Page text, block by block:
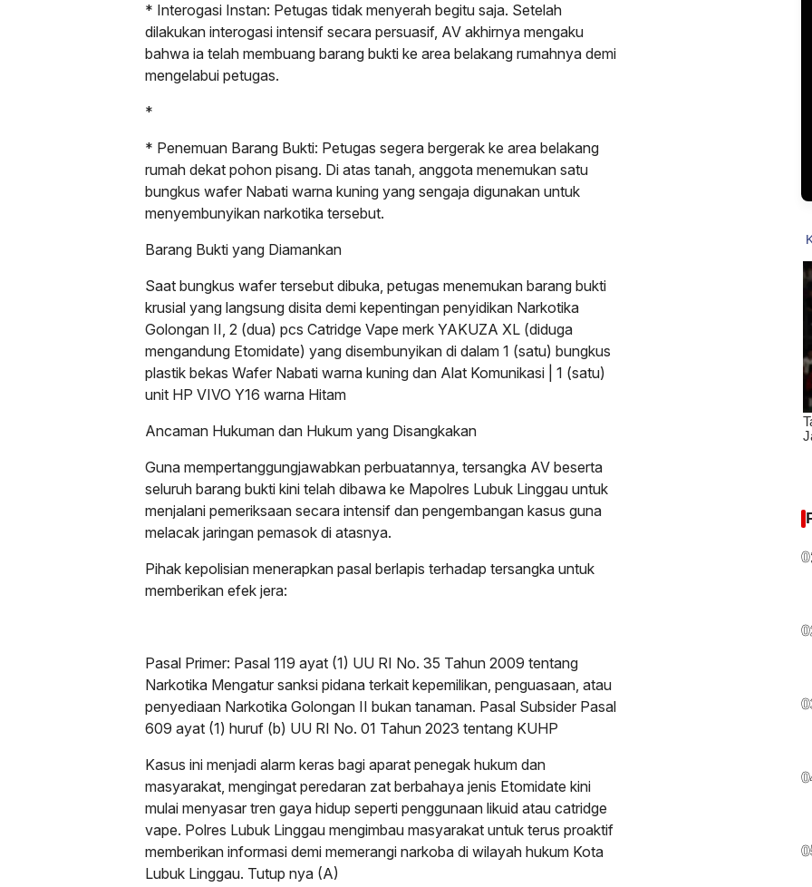
* Interogasi Instan: Petugas tidak menyerah begitu saja. Setelah
dilakukan interogasi intensif secara persuasif, AV akhirnya mengaku
bahwa ia telah membuang barang bukti ke area belakang rumahnya demi
mengelabui petugas.
*
* Penemuan Barang Bukti: Petugas segera bergerak ke area belakang
rumah dekat pohon pisang. Di atas tanah, anggota menemukan satu
bungkus wafer Nabati warna kuning yang sengaja digunakan untuk
menyembunyikan narkotika tersebut.
Barang Bukti yang Diamankan
Saat bungkus wafer tersebut dibuka, petugas menemukan barang bukti
krusial yang langsung disita demi kepentingan penyidikan Narkotika
Golongan II, 2 (dua) pcs Catridge Vape merk YAKUZA XL (diduga
mengandung Etomidate) yang disembunyikan di dalam 1 (satu) bungkus
plastik bekas Wafer Nabati warna kuning dan Alat Komunikasi | 1 (satu)
unit HP VIVO Y16 warna Hitam
Ancaman Hukuman dan Hukum yang Disangkakan
Guna mempertanggungjawabkan perbuatannya, tersangka AV beserta
seluruh barang bukti kini telah dibawa ke Mapolres Lubuk Linggau untuk
menjalani pemeriksaan secara intensif dan pengembangan kasus guna
melacak jaringan pemasok di atasnya.
Pihak kepolisian menerapkan pasal berlapis terhadap tersangka untuk
memberikan efek jera:
Pasal Primer: Pasal 119 ayat (1) UU RI No. 35 Tahun 2009 tentang
Narkotika Mengatur sanksi pidana terkait kepemilikan, penguasaan, atau
penyediaan Narkotika Golongan II bukan tanaman. Pasal Subsider Pasal
609 ayat (1) huruf (b) UU RI No. 01 Tahun 2023 tentang KUHP
Kasus ini menjadi alarm keras bagi aparat penegak hukum dan
masyarakat, mengingat peredaran zat berbahaya jenis Etomidate kini
mulai menyasar tren gaya hidup seperti penggunaan likuid atau catridge
vape. Polres Lubuk Linggau mengimbau masyarakat untuk terus proaktif
memberikan informasi demi memerangi narkoba di wilayah hukum Kota
Lubuk Linggau. Tutup nya (A)